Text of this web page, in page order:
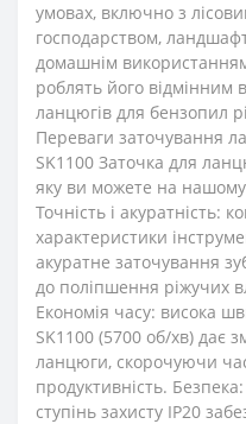
умовах, включно з
господарством,
домашнім
роблять його відмінним
ланцюгів для бензопил
Переваги заточування
SK1100 Заточка для
яку ви можете на нашому
Точність і акуратність:
характеристики
акуратне заточування
до поліпшення ріжучих
Економія часу: висока
SK1100 (5700 об/хв) дає
ланцюги, скорочуючи
продуктивність.
ступінь захисту IP20